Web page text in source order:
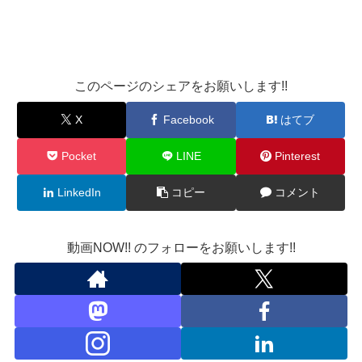
このページのシェアをお願いします!!
X Facebook はてブ
Pocket LINE Pinterest
LinkedIn コピー コメント
動画NOW!! のフォローをお願いします!!